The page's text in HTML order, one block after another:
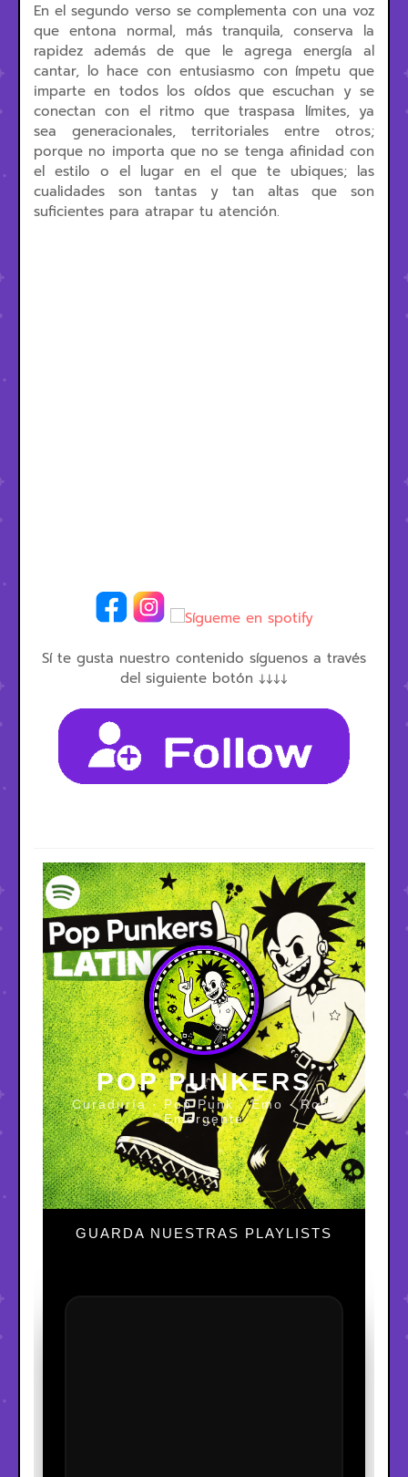
En el segundo verso se complementa con una voz
que entona normal, más tranquila, conserva la
rapidez además de que le agrega energía al
cantar, lo hace con entusiasmo con ímpetu que
imparte en todos los oídos que escuchan y se
conectan con el ritmo que traspasa límites, ya
sea generacionales, territoriales entre otros;
porque no importa que no se tenga afinidad con
el estilo o el lugar en el que te ubiques; las
cualidades son tantas y tan altas que son
suficientes para atrapar tu atención.
Sí te gusta nuestro contenido síguenos a través
del siguiente botón ↓↓↓↓
POP PUNKERS
Curaduría · Pop Punk · Emo · Rock
Emergente
GUARDA NUESTRAS PLAYLISTS